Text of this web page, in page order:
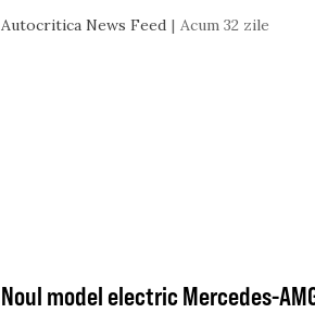
Autocritica News Feed Acum 32 zile
Noul model electric Mercedes-